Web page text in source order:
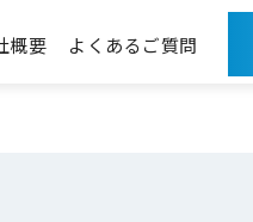
概要 よくあるご質問